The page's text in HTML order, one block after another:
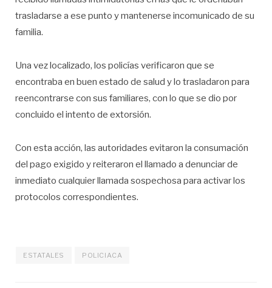
trasladarse a ese punto y mantenerse incomunicado de su
familia.
Una vez localizado, los policías verificaron que se
encontraba en buen estado de salud y lo trasladaron para
reencontrarse con sus familiares, con lo que se dio por
concluido el intento de extorsión.
Con esta acción, las autoridades evitaron la consumación
del pago exigido y reiteraron el llamado a denunciar de
inmediato cualquier llamada sospechosa para activar los
protocolos correspondientes.
ESTATALES POLICIACA